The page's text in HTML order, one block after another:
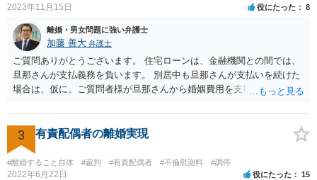
2023年11月15日 役にたった 8
離婚・男女問題に強い弁護士
加藤 善大 弁護士
ご質問ありがとうございます。 住宅ローンは、金融機関との間では、
旦那さんが支払義務を負います。 別居中も旦那さんが支払いを続けた
場合は、仮に、ご質問者様が旦那さんから婚姻費用を支払ってもらう
部の額を引いた額が婚姻費用として支払われることになることが多い
です。 また、離婚をする際の財産分与において考慮されることもあり
ます。 他方、旦那さんが住宅ローンを支払わなくなってしまう場合が
あります。 その場合に、ご質問者様が、その後もご自宅に住み続けた
い場合は、実質的にご質問者様が住宅ローンをお支払になる必要が出
3 有責配偶者の離婚実現
#離婚すること自体 #裁判 #有責配偶者 #不倫慰謝料 #調停
2022年6月22日 役にたった 15